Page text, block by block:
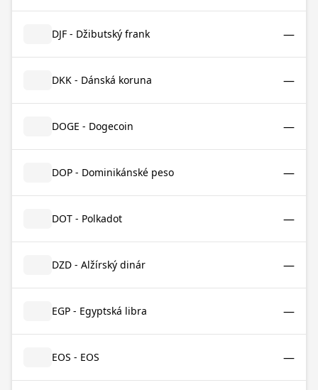
DJF - Džibutský frank —
DKK - Dánská koruna —
DOGE - Dogecoin —
DOP - Dominikánské peso —
DOT - Polkadot —
DZD - Alžírský dinár —
EGP - Egyptská libra —
EOS - EOS —